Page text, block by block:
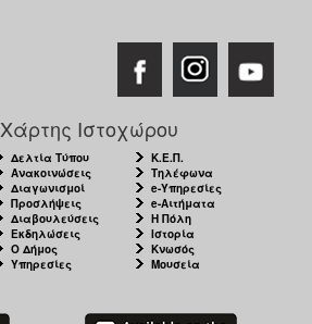
Χάρτης Ιστοχώρου
Δελτία Τύπου
Ανακοινώσεις
Διαγωνισμοί
Προσλήψεις
Διαβουλεύσεις
Εκδηλώσεις
Ο Δήμος
Υπηρεσίες
Κ.Ε.Π.
Τηλέφωνα
e-Υπηρεσίες
e-Αιτήματα
Η Πόλη
Ιστορία
Κνωσός
Μουσεία